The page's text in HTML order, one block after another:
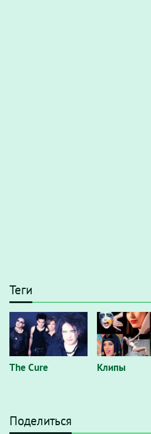
Теги
The Cure Клипы
Поделиться